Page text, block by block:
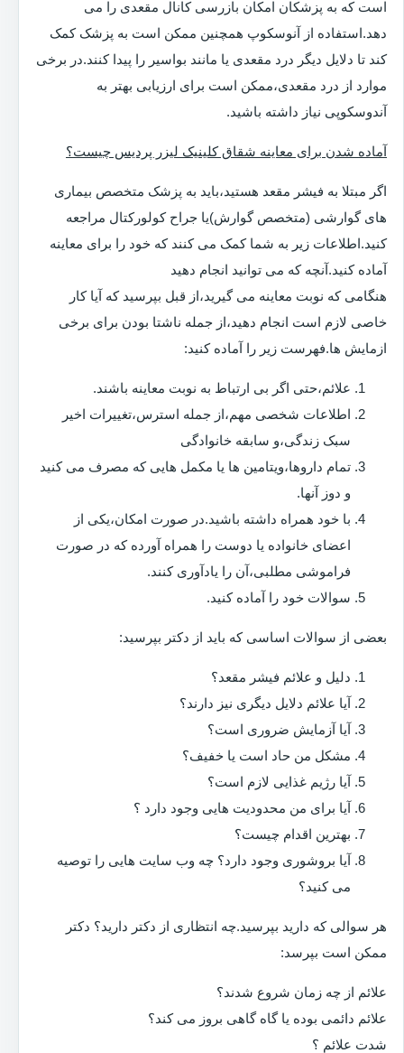
است که به پزشکان امکان بازرسی کانال مقعدی را می
دهد.استفاده از آنوسکوپ همچنین ممکن است به پزشک کمک
کند تا دلایل دیگر درد مقعدی یا مانند بواسیر را پیدا کنند.در برخی
موارد از درد مقعدی،ممکن است برای ارزیابی بهتر به
آندوسکوپی نیاز داشته باشید.
آماده شدن برای معاینه شقاق کلینیک لیزر پردیس چیست؟
اگر مبتلا به فیشر مقعد هستید،باید به پزشک متخصص بیماری
های گوارشی (متخصص گوارش)یا جراح کولورکتال مراجعه
کنید.اطلاعات زیر به شما کمک می کنند که خود را برای معاینه
آماده کنید.آنچه که می توانید انجام دهید
هنگامی که نوبت معاینه می گیرید،از قبل بپرسید که آیا کار
خاصی لازم است انجام دهید،از جمله ناشتا بودن برای برخی
ازمایش ها.فهرست زیر را آماده کنید:
علائم،حتی اگر بی ارتباط به نوبت معاینه باشند.
اطلاعات شخصی مهم،از جمله استرس،تغییرات اخیر
سبک زندگی،و سابقه خانوادگی
تمام داروها،ویتامین ها یا مکمل هایی که مصرف می کنید
و دوز آنها.
با خود همراه داشته باشید.در صورت امکان،یکی از
اعضای خانواده یا دوست را همراه آورده که در صورت
فراموشی مطلبی،آن را یادآوری کنند.
سوالات خود را آماده کنید.
بعضی از سوالات اساسی که باید از دکتر بپرسید:
دلیل و علائم فیشر مقعد؟
آیا علائم دلایل دیگری نیز دارند؟
آیا آزمایش ضروری است؟
مشکل من حاد است یا خفیف؟
آیا رژیم غذایی لازم است؟
آیا برای من محدودیت هایی وجود دارد ؟
بهترین اقدام چیست؟
آیا بروشوری وجود دارد؟ چه وب سایت هایی را توصیه
می کنید؟
هر سوالی که دارید بپرسید.چه انتظاری از دکتر دارید؟ دکتر
ممکن است بپرسد:
علائم از چه زمان شروع شدند؟
علائم دائمی بوده یا گاه گاهی بروز می کند؟
شدت علائم ؟